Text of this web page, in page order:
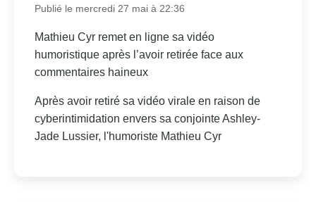
francophone. Toujours en quête de nouveaux défis,
Mathieu Cyr continue d’innover et d’explorer de
nouveaux formats pour divertir et faire réfléchir son
audience.
Publié le mercredi 27 mai à 22:36
Mathieu Cyr remet en ligne sa vidéo
humoristique après l’avoir retirée face aux
commentaires haineux
Après avoir retiré sa vidéo virale en raison de
cyberintimidation envers sa conjointe Ashley-
Jade Lussier, l'humoriste Mathieu Cyr